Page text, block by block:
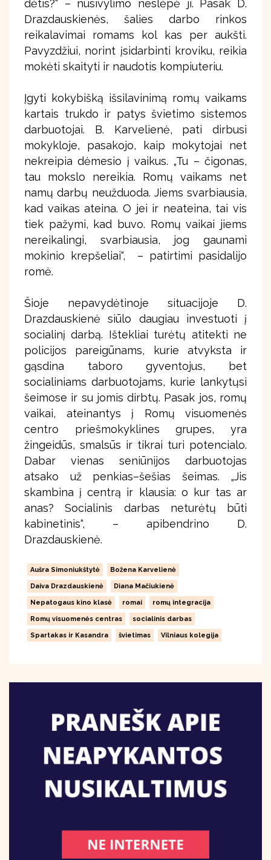
dėtis?“ – nusivylimo neslėpė ji. Pasak D.
Drazdauskienės, šalies darbo rinkos
reikalavimai romams kol kas per aukšti.
Pavyzdžiui, norint įsidarbinti kroviku, reikia
mokėti skaityti ir naudotis kompiuteriu.
Įgyti kokybišką išsilavinimą romų vaikams
kartais trukdo ir patys švietimo sistemos
darbuotojai. B. Karvelienė, pati dirbusi
mokykloje, pasakojo, kaip mokytojai net
nekreipia dėmesio į vaikus. „Tu – čigonas,
tau mokslo nereikia. Romų vaikams net
namų darbų neužduoda. Jiems svarbiausia,
kad vaikas ateina. O jei ir neateina, tai vis
tiek pažymi, kad buvo. Romų vaikai jiems
nereikalingi, svarbiausia, jog gaunami
mokinio krepšeliai“, – patirtimi pasidalijo
romė.
Šioje nepavydėtinoje situacijoje D.
Drazdauskienė siūlo daugiau investuoti į
socialinį darbą. Ištekliai turėtų atitekti ne
policijos pareigūnams, kurie atvyksta ir
gąsdina taboro gyventojus, bet
socialiniams darbuotojams, kurie lankytųsi
šeimose ir su jomis dirbtų. Pasak jos, romų
vaikai, ateinantys į Romų visuomenės
centro priešmokyklines grupes, yra
žingeidūs, smalsūs ir tikrai turi potencialo.
Dabar vienas seniūnijos darbuotojas
atsako už penkias–šešias šeimas. „Jis
skambina į centrą ir klausia: o kur tas ar
anas? Socialinis darbas neturėtų būti
kabinetinis“, – apibendrino D.
Drazdauskienė.
Aušra Simoniukštytė Božena Karvelienė
Daiva Drazdauskienė Diana Mačiukienė
Nepatogaus kino klasė romai romų integracija
Romų visuomenės centras socialinis darbas
Spartakas ir Kasandra švietimas Vilniaus kolegija